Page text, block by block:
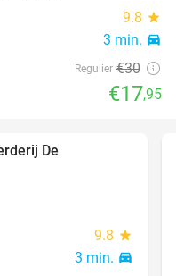
9.8 star
3 min. directions_car
Regulier €30
€17,95
De
9.8 star
3 min. directions_car